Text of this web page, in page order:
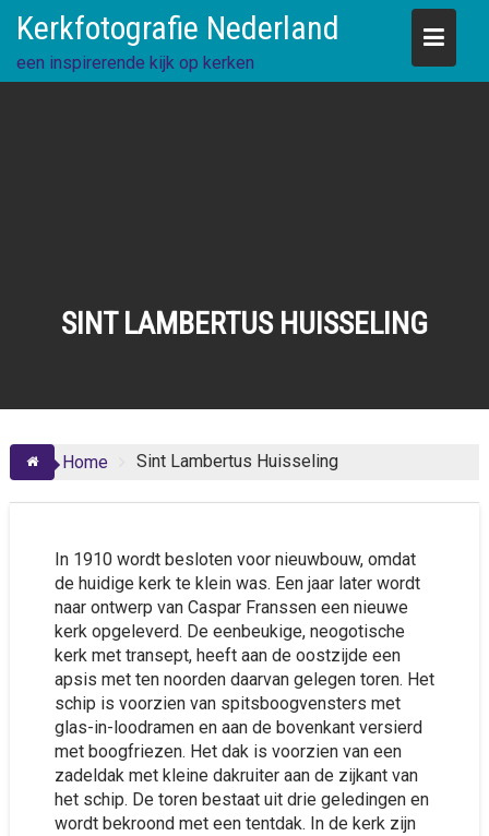
content
Kerkfotografie Nederland
een inspirerende kijk op kerken
SINT LAMBERTUS HUISSELING
Home Sint Lambertus Huisseling
In 1910 wordt besloten voor nieuwbouw, omdat
de huidige kerk te klein was. Een jaar later wordt
naar ontwerp van Caspar Franssen een nieuwe
kerk opgeleverd. De eenbeukige, neogotische
kerk met transept, heeft aan de oostzijde een
apsis met ten noorden daarvan gelegen toren. Het
schip is voorzien van spitsboogvensters met
glas-in-loodramen en aan de bovenkant versierd
met boogfriezen. Het dak is voorzien van een
zadeldak met kleine dakruiter aan de zijkant van
het schip. De toren bestaat uit drie geledingen en
wordt bekroond met een tentdak. In de kerk zijn